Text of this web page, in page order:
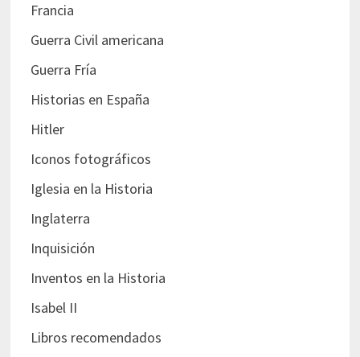
Francia
Guerra Civil americana
Guerra Fría
Historias en España
Hitler
Iconos fotográficos
Iglesia en la Historia
Inglaterra
Inquisición
Inventos en la Historia
Isabel II
Libros recomendados